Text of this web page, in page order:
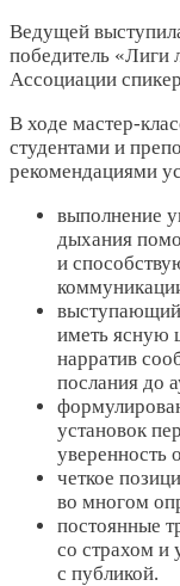
Ведущей
победитель «Лиги
Ассоциации
В ходе мастер-
студентами и
рекомендациями
выполнение
дыхания
и
выступающий
иметь ясную
нарратив
послания до
установок
уверенность
четкое
во многом
постоянные
со страхом и
с публикой.